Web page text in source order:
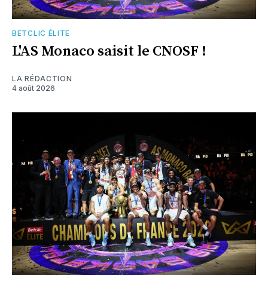
BETCLIC ÉLITE
L'AS Monaco saisit le CNOSF !
LA RÉDACTION
4 août 2026